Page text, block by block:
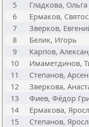
5
Гладкова,
6
Ермаков,
7
Зверков,
8
Белик, Игорь
9
Карпов,
10
Имаметдинов,
11
Степанов,
12
Зверкова,
13
Фиев, Фёдор
14
Ермакова,
15
Степанов,